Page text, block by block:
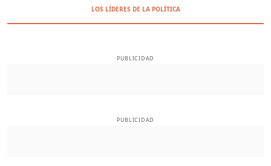
LOS LÍDERES DE LA POLÍTICA
PUBLICIDAD
PUBLICIDAD